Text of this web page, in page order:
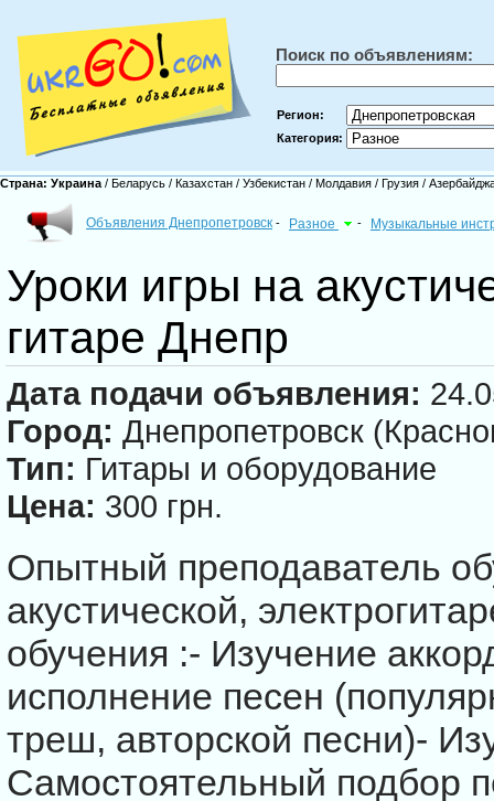
Поиск по объявлениям:
Регион:
Категория:
Страна: Украина / Беларусь / Казахстан / Узбекистан / Молдавия / Грузия /
Объявления Днепропетровск - Разное - Музыкальные
Уроки игры на
гитаре Днепр
Дата подачи объявления:
Город: Днепропетровск
Тип: Гитары и оборудование
Цена: 300 грн.
Опытный преподаватель
акустической,
обучения :- Изучение
исполнение песен
треш, авторской песни)-
Самостоятельный подбор